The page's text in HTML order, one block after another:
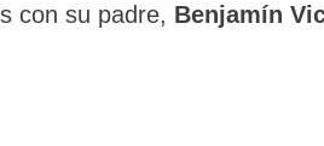
con su padre, Benjamín